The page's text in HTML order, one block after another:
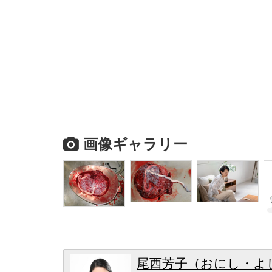
画像ギャラリー
尾西芳子（おにし・よ